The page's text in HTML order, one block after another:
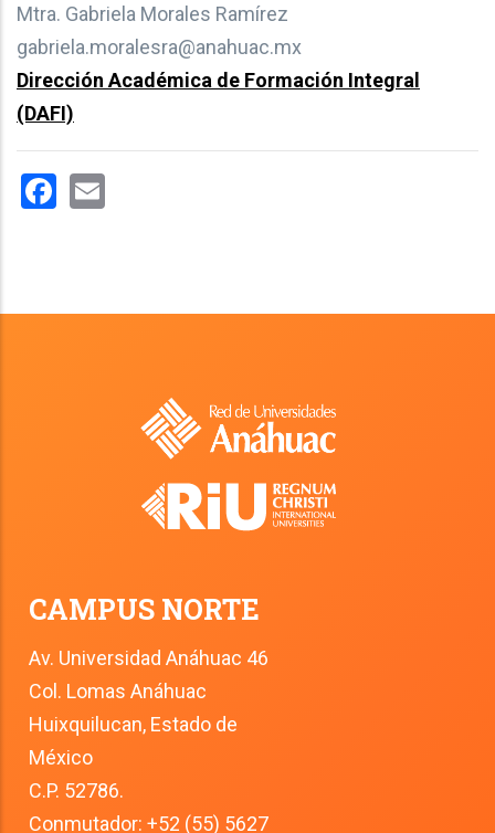
Mtra. Gabriela Morales Ramírez
gabriela.moralesra@anahuac.mx
Dirección Académica de Formación Integral
(DAFI)
Facebook
CAMPUS NORTE
Av. Universidad Anáhuac 46
Col. Lomas Anáhuac
Huixquilucan, Estado de
México
C.P. 52786.
Conmutador: +52 (55) 5627